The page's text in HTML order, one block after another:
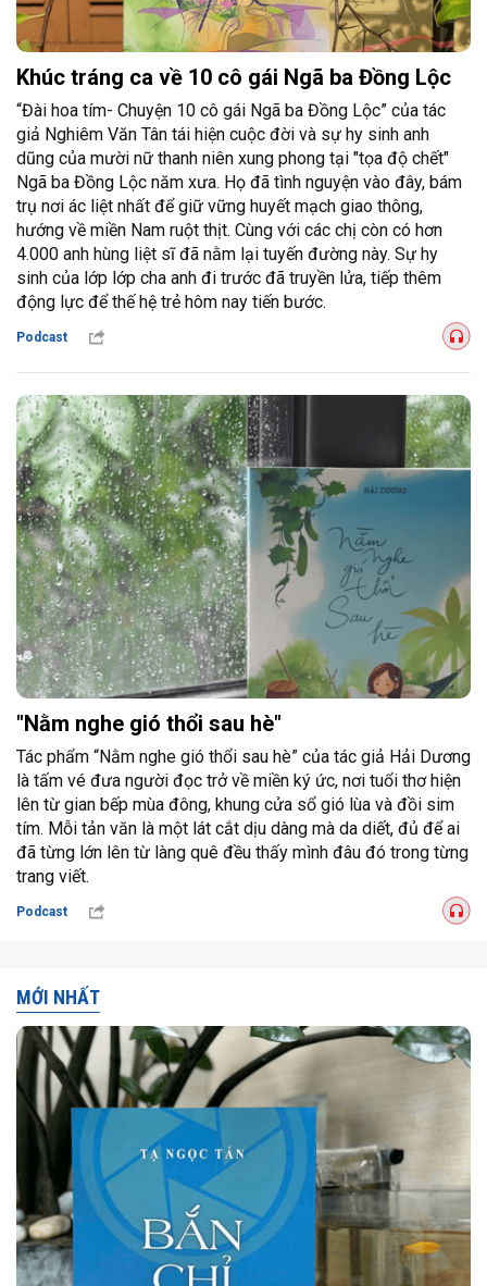
Khúc tráng ca về 10 cô gái Ngã ba Đồng Lộc
“Đài hoa tím- Chuyện 10 cô gái Ngã ba Đồng Lộc” của tác
giả Nghiêm Văn Tân tái hiện cuộc đời và sự hy sinh anh
dũng của mười nữ thanh niên xung phong tại "tọa độ chết"
Ngã ba Đồng Lộc năm xưa. Họ đã tình nguyện vào đây, bám
trụ nơi ác liệt nhất để giữ vững huyết mạch giao thông,
hướng về miền Nam ruột thịt. Cùng với các chị còn có hơn
4.000 anh hùng liệt sĩ đã nằm lại tuyến đường này. Sự hy
sinh của lớp lớp cha anh đi trước đã truyền lửa, tiếp thêm
động lực để thế hệ trẻ hôm nay tiến bước.
Podcast
"Nằm nghe gió thổi sau hè"
Tác phẩm “Nằm nghe gió thổi sau hè” của tác giả Hải Dương
là tấm vé đưa người đọc trở về miền ký ức, nơi tuổi thơ hiện
lên từ gian bếp mùa đông, khung cửa sổ gió lùa và đồi sim
tím. Mỗi tản văn là một lát cắt dịu dàng mà da diết, đủ để ai
đã từng lớn lên từ làng quê đều thấy mình đâu đó trong từng
trang viết.
Podcast
MỚI NHẤT